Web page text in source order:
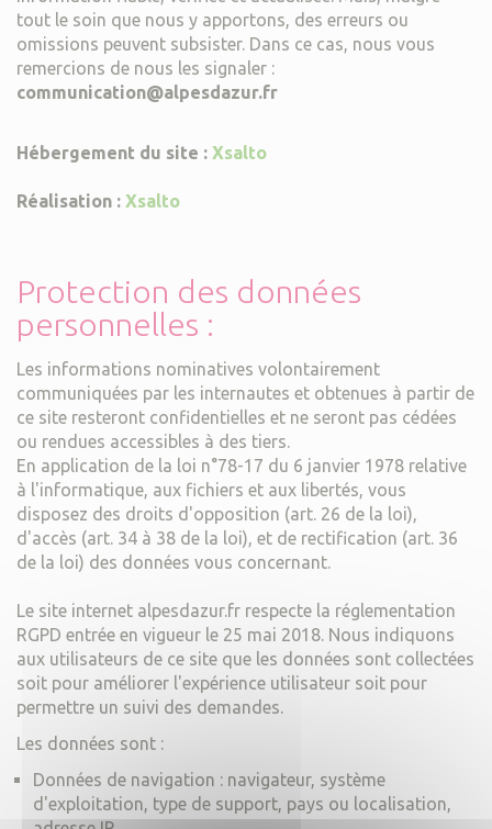
tout le soin que nous y apportons, des erreurs ou
omissions peuvent subsister. Dans ce cas, nous vous
remercions de nous les signaler :
communication@alpesdazur.fr
Hébergement du site : Xsalto
Réalisation : Xsalto
Protection des données
personnelles :
Les informations nominatives volontairement
communiquées par les internautes et obtenues à partir de
ce site resteront confidentielles et ne seront pas cédées
ou rendues accessibles à des tiers.
En application de la loi n°78-17 du 6 janvier 1978 relative
à l'informatique, aux fichiers et aux libertés, vous
disposez des droits d'opposition (art. 26 de la loi),
d'accès (art. 34 à 38 de la loi), et de rectification (art. 36
de la loi) des données vous concernant.
Le site internet alpesdazur.fr respecte la réglementation
RGPD entrée en vigueur le 25 mai 2018. Nous indiquons
aux utilisateurs de ce site que les données sont collectées
soit pour améliorer l'expérience utilisateur soit pour
permettre un suivi des demandes.
Les données sont :
Données de navigation : navigateur, système
d'exploitation, type de support, pays ou localisation,